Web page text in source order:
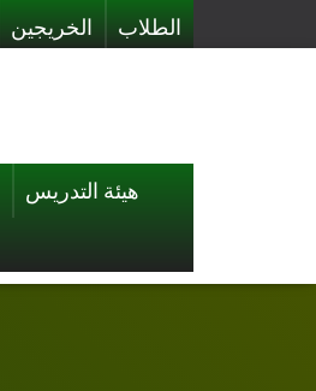
الخريجين الطلاب
هيئة التدريس